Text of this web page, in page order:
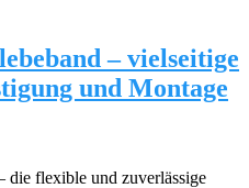
– vielseitige
und Montage
die flexible und zuverlässige